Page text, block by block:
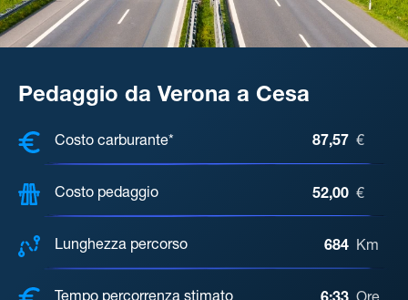
Pedaggio da Verona a Cesa
COSTI, DISTANZA, TEMPO DI
Costo carburante* 87,57 €
Costo pedaggio 52,00 €
Lunghezza percorso 684 Km